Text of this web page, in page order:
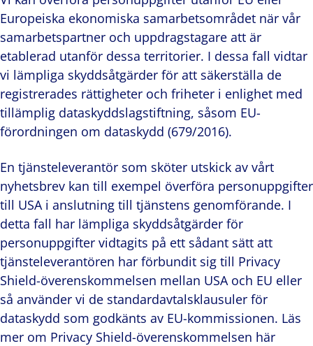
Europeiska ekonomiska samarbetsområdet när vår
samarbetspartner och uppdragstagare att är
etablerad utanför dessa territorier. I dessa fall vidtar
vi lämpliga skyddsåtgärder för att säkerställa de
registrerades rättigheter och friheter i enlighet med
tillämplig dataskyddslagstiftning, såsom EU-
förordningen om dataskydd (679/2016).
En tjänsteleverantör som sköter utskick av vårt
nyhetsbrev kan till exempel överföra personuppgifter
till USA i anslutning till tjänstens genomförande. I
detta fall har lämpliga skyddsåtgärder för
personuppgifter vidtagits på ett sådant sätt att
tjänsteleverantören har förbundit sig till Privacy
Shield-överenskommelsen mellan USA och EU eller
så använder vi de standardavtalsklausuler för
dataskydd som godkänts av EU-kommissionen. Läs
mer om Privacy Shield-överenskommelsen här